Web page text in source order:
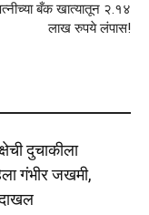
बँक खात्यातून २.१४
लाख रुपये लंपास!
दुचाकीला
गंभीर जखमी,
दाखल